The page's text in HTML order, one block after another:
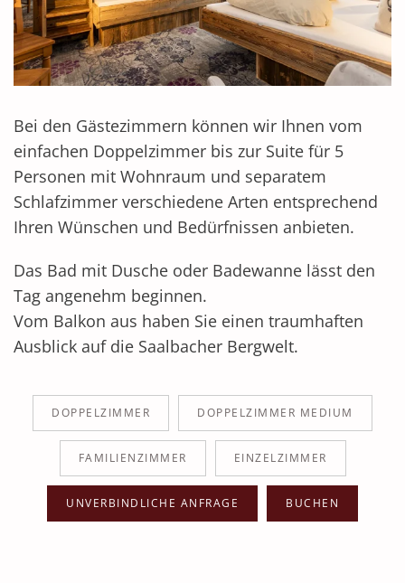
Bei den Gästezimmern können wir Ihnen vom
einfachen Doppelzimmer bis zur Suite für 5
Personen mit Wohnraum und separatem
Schlafzimmer verschiedene Arten entsprechend
Ihren Wünschen und Bedürfnissen anbieten.
Das Bad mit Dusche oder Badewanne lässt den
Tag angenehm beginnen.
Vom Balkon aus haben Sie einen traumhaften
Ausblick auf die Saalbacher Bergwelt.
DOPPELZIMMER DOPPELZIMMER MEDIUM
FAMILIENZIMMER EINZELZIMMER
UNVERBINDLICHE ANFRAGE BUCHEN